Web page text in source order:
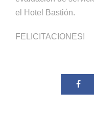
el Hotel Bastión.
FELICITACIONES!